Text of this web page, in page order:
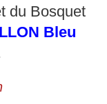
du Bosquet
Bleu